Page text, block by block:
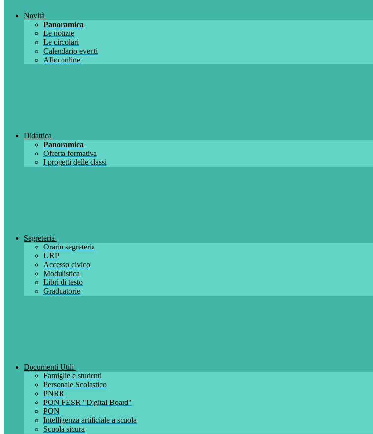
Novità
Panoramica
Le notizie
Le circolari
Calendario eventi
Albo online
Didattica
Panoramica
Offerta formativa
I progetti delle classi
Segreteria
Orario segreteria
URP
Accesso civico
Modulistica
Libri di testo
Graduatorie
Documenti Utili
Famiglie e studenti
Personale Scolastico
PNRR
PON FESR "Digital Board"
PON
Intelligenza artificiale a scuola
Scuola sicura